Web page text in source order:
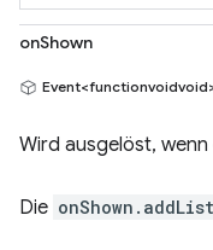
onShown
Wird ausgelöst,
Die